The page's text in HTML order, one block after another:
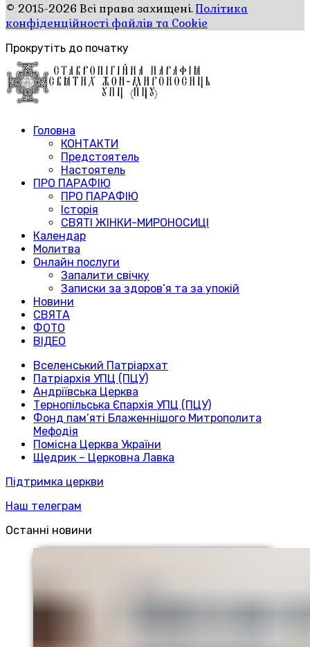
© 2015-2026 Всі права захищені.Політика
конфіденційності файлів та Cookie
Прокрутіть до початку
Головна
КОНТАКТИ
Предстоятель
Настоятель
ПРО ПАРАФІЮ
ПРО ПАРАФІЮ
Історія
СВЯТІ ЖІНКИ-МИРОНОСИЦІ
Календар
Молитва
Онлайн послуги
Запалити свічку
Записки за здоров’я та за упокій
Новини
СВЯТА
ФОТО
ВІДЕО
Вселенський Патріархат
Патріархія УПЦ (ПЦУ)
Андріївська Церква
Тернопільська Єпархія УПЦ (ПЦУ)
Фонд пам’яті Блаженнішого Митрополита
Мефодія
Помісна Церква України
Щедрик – Церковна Лавка
Підтримка церкви
Наш телеграм
Останні новини